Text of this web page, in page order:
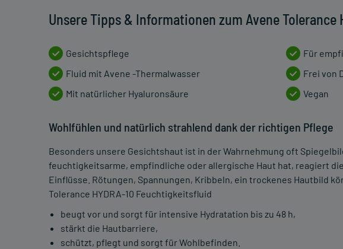
Unsere Tipps & Informationen zum Avene Tolerance
Gesichtspflege
Fluid mit Avene -Thermalwasser
Mit natürlicher Hyaluronsäure
Für
Frei von
Vegan
Wohlfühlen und natürlich strahlend dank der richtigen Pflege
Besonders unsere Gesichtshaut ist in der Wahrnehmung oft
feuchtigkeitsarme, empfindliche oder allergische Haut hat, reagiert
Einflüsse. Rötungen, Spannungen, Kribbeln, ein trockenes Hautbild
Tolerance HYDRA-10 Feuchtigkeitsfluid
beugt vor und sorgt für intensive Hydratation bis zu 48 h,
stärkt die Hautbarriere,
schützt, pflegt und sorgt für Wohlbefinden.